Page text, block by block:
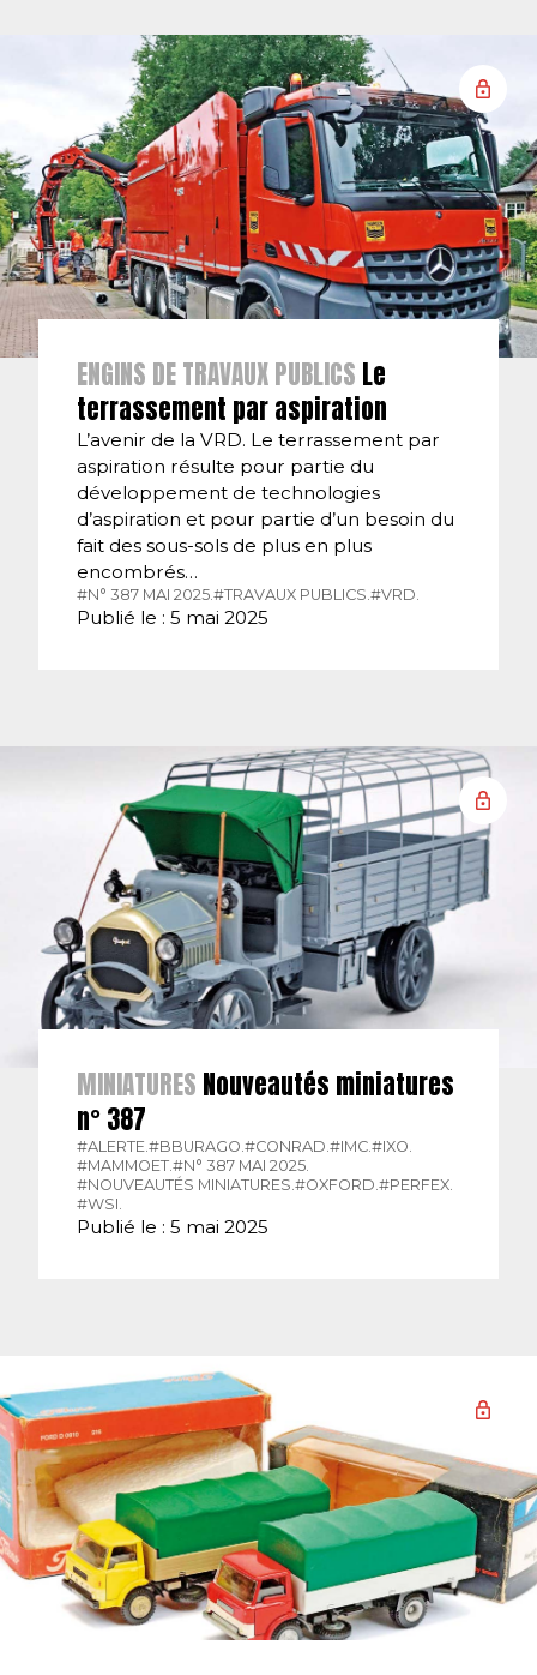
ENGINS DE TRAVAUX PUBLICS Le
terrassement par aspiration
L’avenir de la VRD. Le terrassement par
aspiration résulte pour partie du
développement de technologies
d’aspiration et pour partie d’un besoin du
fait des sous-sols de plus en plus
encombrés…
#N° 387 MAI 2025. #TRAVAUX PUBLICS. #VRD.
Publié le : 5 mai 2025
MINIATURES Nouveautés miniatures
n° 387
#ALERTE.#BBURAGO.#CONRAD.#IMC.#IXO.
#MAMMOET.#N° 387 MAI 2025.
#NOUVEAUTÉS MINIATURES.#OXFORD.#PERFEX.
#WSI.
Publié le : 5 mai 2025